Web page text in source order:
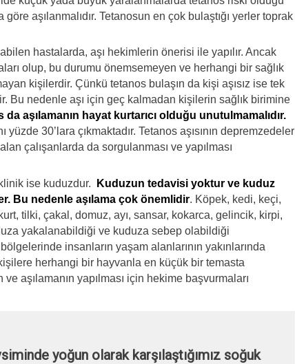
aşılanmalıdır. Tetanosun en çok bulaştığı yerler toprak
hastalarda, aşı hekimlerin önerisi ile yapılır. Ancak
olup, bu durumu önemsemeyen ve herhangi bir sağlık
kişilerdir. Çünkü tetanos bulaşın da kişi aşısız ise tek
Bu nedenle aşı için geç kalmadan kişilerin sağlık birimine
da aşılamanın hayat kurtarıcı olduğu unutulmamalıdır.
30’lara çıkmaktadır. Tetanos aşısının depremzedeler
çalışanlarda da sorgulanması ve yapılması
ise kuduzdur.
Kuduzun tedavisi yoktur ve kuduz
Bu nedenle aşılama çok önemlidir. Köpek, kedi, keçi,
tilki, çakal, domuz, ayı, sansar, kokarca, gelincik, kirpi,
yakalanabildiği ve kuduza sebep olabildiği
insanların yaşam alanlarının yakınlarında
herhangi bir hayvanla en küçük bir temasta
aşılamanın yapılması için hekime başvurmaları
yoğun olarak karşılaştığımız soğuk